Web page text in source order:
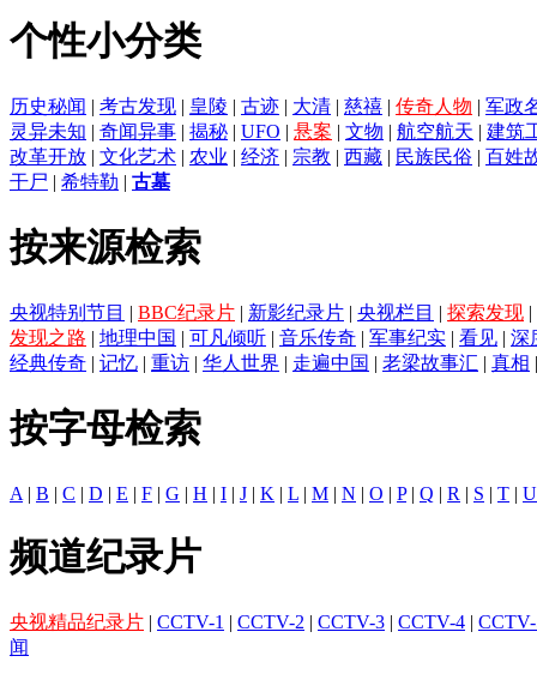
个性小分类
历史秘闻 | 考古发现 | 皇陵 | 古迹 | 大清 | 慈禧 | 传奇人物 | 军政
灵异未知 | 奇闻异事 | 揭秘 | UFO | 悬案 | 文物 | 航空航天 | 建筑
改革开放 | 文化艺术 | 农业 | 经济 | 宗教 | 西藏 | 民族民俗 | 百姓
干尸 | 希特勒 | 古墓
按来源检索
央视特别节目 | BBC纪录片 | 新影纪录片 | 央视栏目 | 探索发现 |
发现之路 | 地理中国 | 可凡倾听 | 音乐传奇 | 军事纪实 | 看见 | 深
经典传奇 | 记忆 | 重访 | 华人世界 | 走遍中国 | 老梁故事汇 | 真相
按字母检索
A | B | C | D | E | F | G | H | I | J | K | L | M | N | O | P| Q | R | S | T | U
频道纪录片
央视精品纪录片 | CCTV-1 | CCTV-2 | CCTV-3 | CCTV-4 |
闻